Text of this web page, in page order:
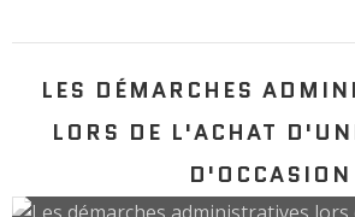
LES DÉMARCHES
LORS DE L'ACHAT
D'OCCASION